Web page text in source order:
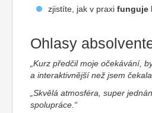
zjistíte, jak v praxi funguje
Ohlasy
„Kurz předčil moje očekávání,
a interaktivnější než jsem
„Skvělá atmosféra, super
spolupráce.“